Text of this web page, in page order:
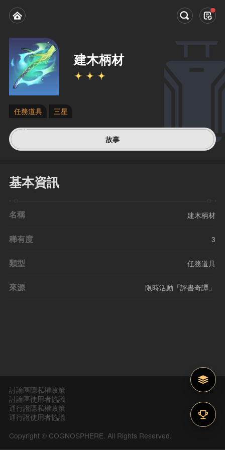
建木柄材
任務道具 三星
故事
基本資訊
名稱 建木柄材
稀有度 3
類型 任務道具
來源 限時活動「評書奇譚」
討論區隱私權政策
討論區使用者協議
通行證隱私權政策
通行證使用者協議
Copyright © COGNOSPHERE. All Rights Reserved.